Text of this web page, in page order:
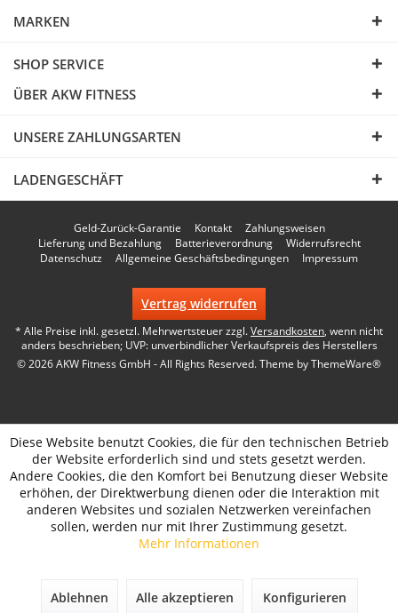
MARKEN
SHOP SERVICE
ÜBER AKW FITNESS
UNSERE ZAHLUNGSARTEN
LADENGESCHÄFT
Geld-Zurück-Garantie Kontakt
Zahlungsweisen
Lieferung und Bezahlung
Batterieverordnung
Widerrufsrecht
Datenschutz
Allgemeine Geschäftsbedingungen Impressum
Vertrag widerrufen
* Alle Preise inkl. gesetzl. Mehrwertsteuer zzgl.Versandkosten, wenn nicht
anders beschrieben; UVP: unverbindlicher Verkaufspreis des Herstellers
© 2026 AKW Fitness GmbH - All Rights Reserved. Theme byThemeWare®
Diese Website benutzt Cookies, die für den technischen Betrieb
der Website erforderlich sind und stets gesetzt werden.
Andere Cookies, die den Komfort bei Benutzung dieser Website
erhöhen, der Direktwerbung dienen oder die Interaktion mit
anderen Websites und sozialen Netzwerken vereinfachen
sollen, werden nur mit Ihrer Zustimmung gesetzt.
Mehr Informationen
Ablehnen Alle akzeptieren Konfigurieren